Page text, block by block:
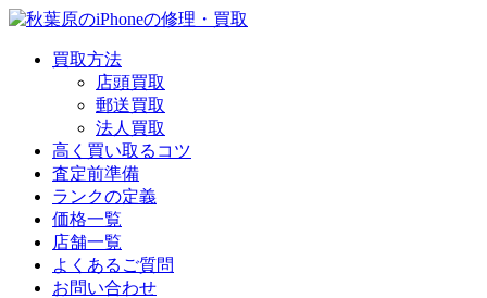
買取方法
店頭買取
郵送買取
法人買取
高く買い取るコツ
査定前準備
ランクの定義
価格一覧
店舗一覧
よくあるご質問
お問い合わせ